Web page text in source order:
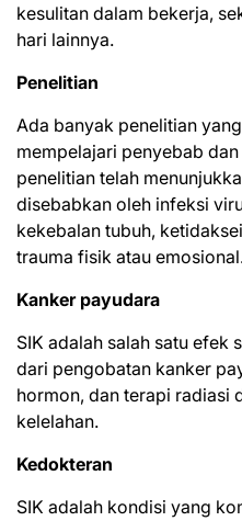
kesulitan dalam bekerja,
hari lainnya.
Penelitian
Ada banyak penelitian
mempelajari penyebab
penelitian telah
disebabkan oleh infeksi
kekebalan tubuh,
trauma fisik atau
Kanker payudara
SIK adalah salah satu efek
dari pengobatan kanker
hormon, dan terapi radiasi
kelelahan.
Kedokteran
SIK adalah kondisi yang